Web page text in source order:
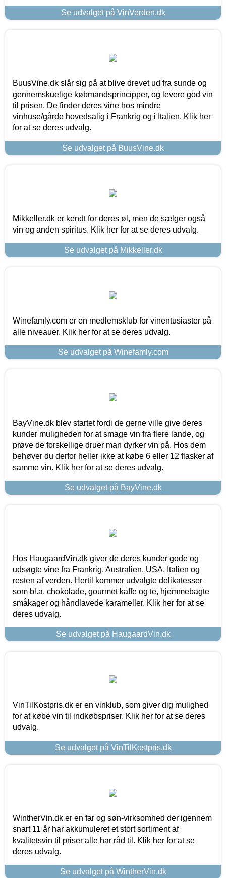
Se udvalget på VinVerden.dk
BuusVine.dk slår sig på at blive drevet ud fra sunde og
gennemskuelige købmandsprincipper, og levere god vin
til prisen. De finder deres vine hos mindre
vinhuse/gårde hovedsalig i Frankrig og i Italien. Klik her
for at se deres udvalg.
Se udvalget på BuusVine.dk
Mikkeller.dk er kendt for deres øl, men de sælger også
vin og anden spiritus. Klik her for at se deres udvalg.
Se udvalget på Mikkeller.dk
Winefamly.com er en medlemsklub for vinentusiaster på
alle niveauer. Klik her for at se deres udvalg.
Se udvalget på Winefamly.com
BayVine.dk blev startet fordi de gerne ville give deres
kunder muligheden for at smage vin fra flere lande, og
prøve de forskellige druer man dyrker vin på. Hos dem
behøver du derfor heller ikke at købe 6 eller 12 flasker af
samme vin. Klik her for at se deres udvalg.
Se udvalget på BayVine.dk
Hos HaugaardVin.dk giver de deres kunder gode og
udsøgte vine fra Frankrig, Australien, USA, Italien og
resten af verden. Hertil kommer udvalgte delikatesser
som bl.a. chokolade, gourmet kaffe og te, hjemmebagte
småkager og håndlavede karameller. Klik her for at se
deres udvalg.
Se udvalget på HaugaardVin.dk
VinTilKostpris.dk er en vinklub, som giver dig mulighed
for at købe vin til indkøbspriser. Klik her for at se deres
udvalg.
Se udvalget på VinTilKostpris.dk
WintherVin.dk er en far og søn-virksomhed der igennem
snart 11 år har akkumuleret et stort sortiment af
kvalitetsvin til priser alle har råd til. Klik her for at se
deres udvalg.
Se udvalget på WintherVin.dk